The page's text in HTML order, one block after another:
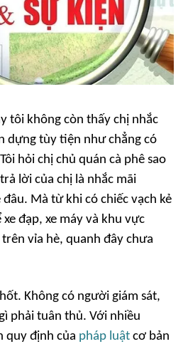
tôi không còn thấy chị nhắc
dựng tùy tiện như chẳng có
hỏi chị chủ quán cà phê sao
lời của chị là nhắc mãi
Mà từ khi có chiếc vạch kẻ
đạp, xe máy và khu vực
vỉa hè, quanh đây chưa
Không có người giám sát,
phải tuân thủ. Với nhiều
quy định của pháp luật cơ bản